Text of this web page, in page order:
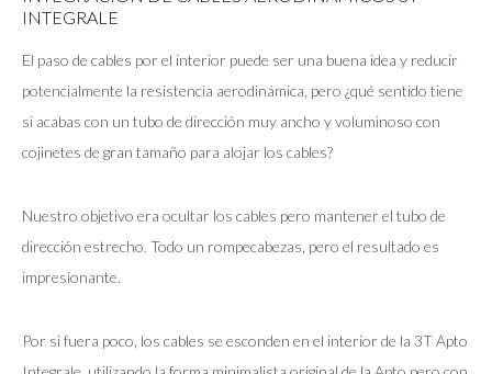
INTEGRALE
El paso de cables por el interior puede ser una buena idea y reducir
potencialmente la resistencia aerodinámica, pero ¿qué sentido tiene
si acabas con un tubo de dirección muy ancho y voluminoso con
cojinetes de gran tamaño para alojar los cables?
Nuestro objetivo era ocultar los cables pero mantener el tubo de
dirección estrecho. Todo un rompecabezas, pero el resultado es
impresionante.
Por si fuera poco, los cables se esconden en el interior de la 3T Apto